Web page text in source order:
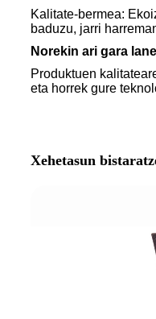
Kalitate-bermea:
baduzu, jarri
Norekin ari gara
Produktuen
eta horrek gure
Xehetasun